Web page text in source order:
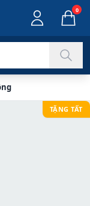
0
TẶNG TẤT